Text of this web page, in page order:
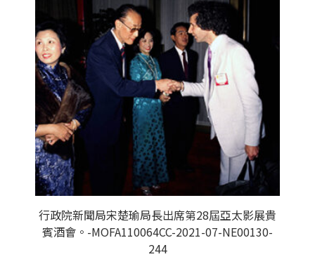
行政院新聞局宋楚瑜局長出席第28屆亞太影展貴
賓酒會。-MOFA110064CC-2021-07-NE00130-
244